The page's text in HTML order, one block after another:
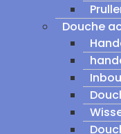
Douche